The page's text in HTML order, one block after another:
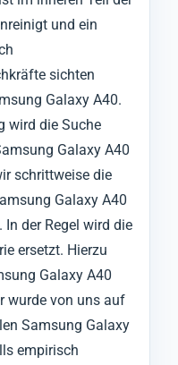
und ein
sichten
Galaxy A40.
wird die Suche
Galaxy A40
schrittweise die
Galaxy A40
der Regel wird die
ersetzt. Hierzu
Galaxy A40
wurde von uns auf
Samsung Galaxy
empirisch